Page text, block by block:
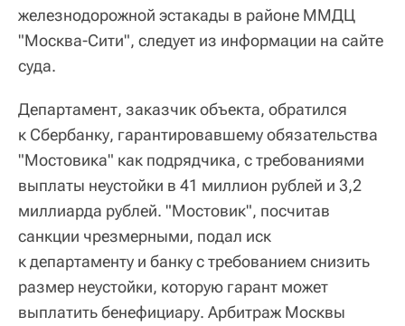
железнодорожной эстакады в районе ММДЦ
"Москва-Сити", следует из информации на сайте
суда.
Департамент, заказчик объекта, обратился
к Сбербанку, гарантировавшему обязательства
"Мостовика" как подрядчика, с требованиями
выплаты неустойки в 41 миллион рублей и 3,2
миллиарда рублей. "Мостовик", посчитав
санкции чрезмерными, подал иск
к департаменту и банку с требованием снизить
размер неустойки, которую гарант может
выплатить бенефициару. Арбитраж Москвы